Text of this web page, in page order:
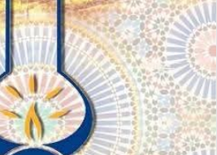
ب
ر
ي
د
ا
إ
ل
ك